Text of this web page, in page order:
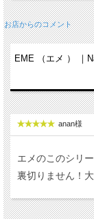
お店からのコメント
EME （エメ ） ｜
anan様
エメのこのシリ
裏切りません！